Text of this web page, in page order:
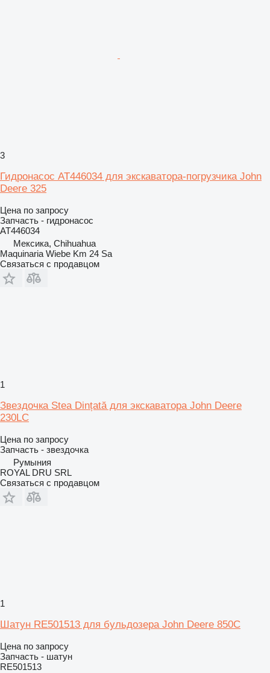
3
Гидронасос AT446034 для экскаватора-погрузчика John
Deere 325
Цена по запросу
Запчасть - гидронасос
AT446034
Мексика, Chihuahua
Maquinaria Wiebe Km 24 Sa
Связаться с продавцом
1
Звездочка Stea Dințată для экскаватора John Deere
230LC
Цена по запросу
Запчасть - звездочка
Румыния
ROYAL DRU SRL
Связаться с продавцом
1
Шатун RE501513 для бульдозера John Deere 850C
Цена по запросу
Запчасть - шатун
RE501513